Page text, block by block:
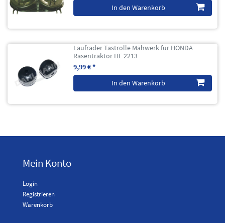
In den Warenkorb
Laufräder Tastrolle Mähwerk für HONDA
Rasentraktor HF 2213
9,99 € *
In den Warenkorb
Mein Konto
Login
Registrieren
Warenkorb